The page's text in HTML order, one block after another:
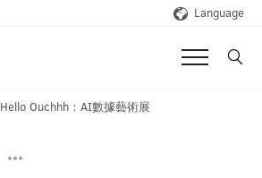
Language
Hello Ouchhh：AI數據藝術展